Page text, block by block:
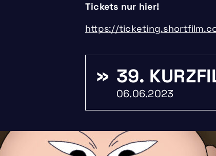
Tickets nur hier!
https://
39.
06.06.2023